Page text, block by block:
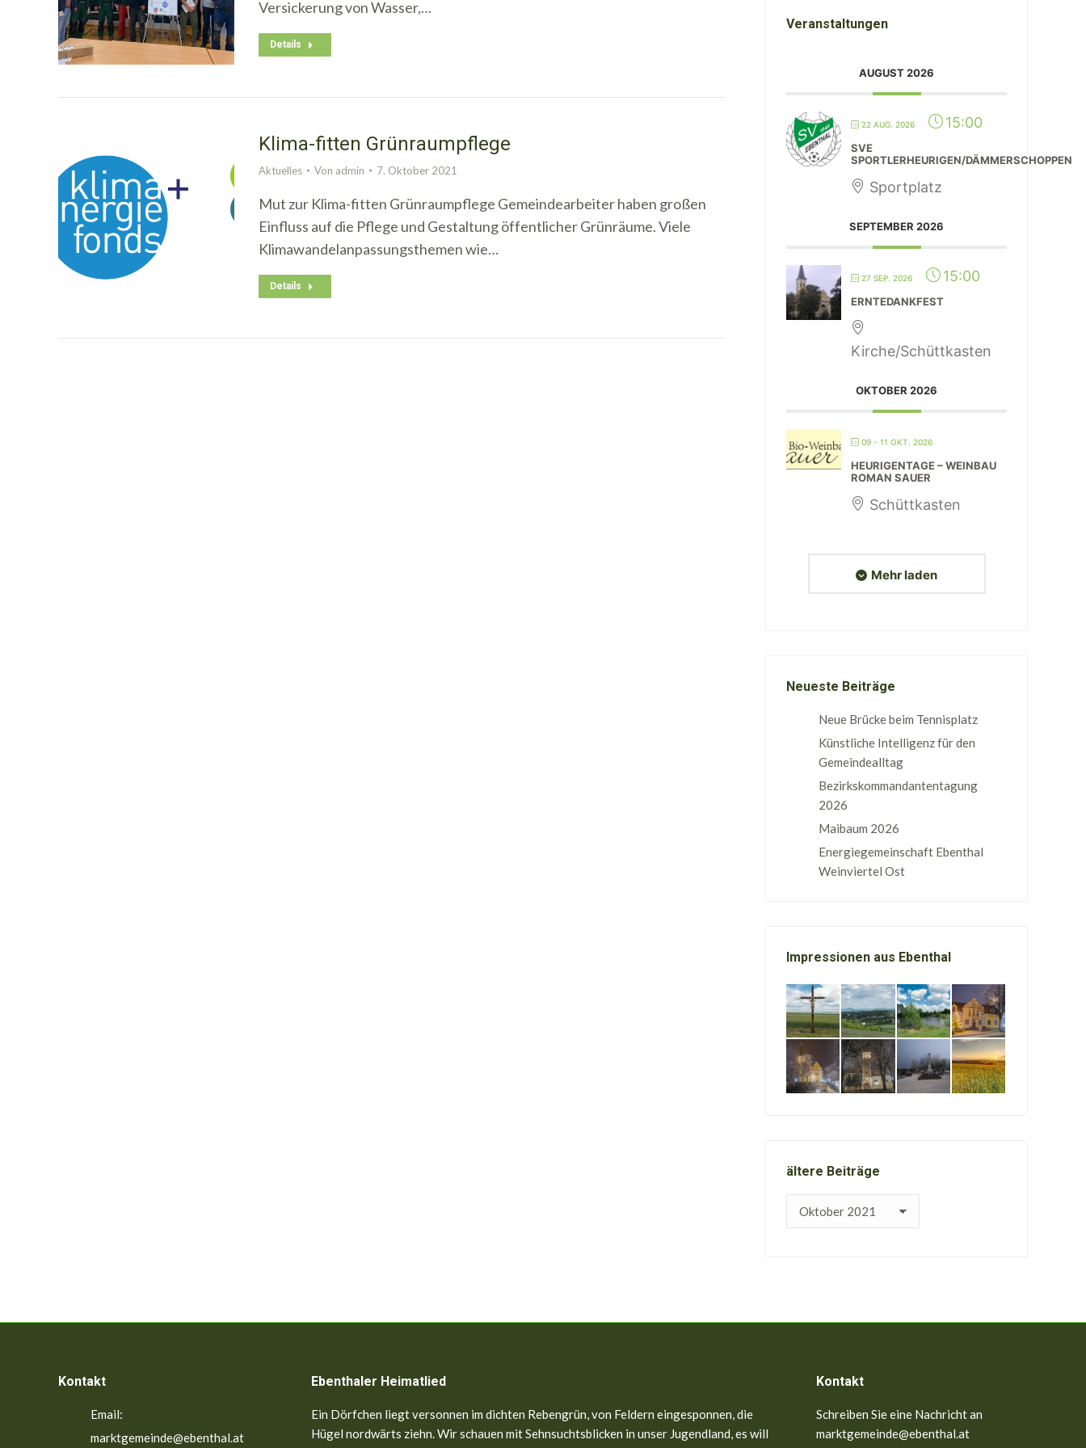
Versickerung von Wasser,…
Details
Klima-fitten Grünraumpflege
Aktuelles Von admin 7. Oktober 2021
Mut zur Klima-fitten Grünraumpflege Gemeindearbeiter haben großen
Einfluss auf die Pflege und Gestaltung öffentlicher Grünräume. Viele
Klimawandelanpassungsthemen wie…
Details
Veranstaltungen
AUGUST 2026
22 AUG. 2026 15:00
SVE
SPORTLERHEURIGEN/DÄMMERSCHOPPEN
Sportplatz
SEPTEMBER 2026
27 SEP. 2026 15:00
ERNTEDANKFEST
Kirche/Schüttkasten
OKTOBER 2026
09 - 11 OKT. 2026
HEURIGENTAGE – WEINBAU
ROMAN SAUER
Schüttkasten
Mehr laden
Neueste Beiträge
Neue Brücke beim Tennisplatz
Künstliche Intelligenz für den
Gemeindealltag
Bezirkskommandantentagung
2026
Maibaum 2026
Energiegemeinschaft Ebenthal
Weinviertel Ost
Impressionen aus Ebenthal
ältere Beiträge
Kontakt
Email:
marktgemeinde@ebenthal.at
Ebenthaler Heimatlied
Ein Dörfchen liegt versonnen im dichten Rebengrün, von Feldern eingesponnen, die
Hügel nordwärts ziehn. Wir schauen mit Sehnsuchtsblicken in unser Jugendland, es will
Kontakt
Schreiben Sie eine Nachricht an
marktgemeinde@ebenthal.at